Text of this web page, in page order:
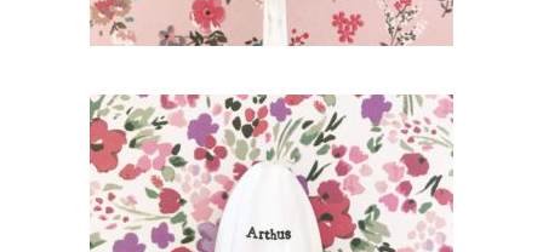
PETITE CUILLÈRE GRAVÉE VINTAGE
PERSONNALISÉE : PRÉNOM (ÉCRITURE